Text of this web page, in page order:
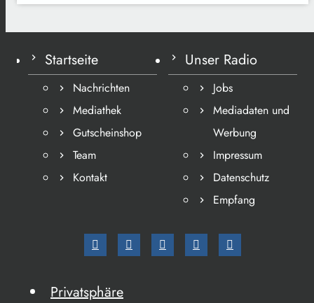
Startseite
Nachrichten
Mediathek
Gutscheinshop
Team
Kontakt
Unser Radio
Jobs
Mediadaten und
Werbung
Impressum
Datenschutz
Empfang
Privatsphäre